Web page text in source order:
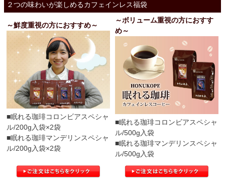
２つの味わいが楽しめるカフェインレス福袋
～鮮度重視の方におすすめ～
■眠れる珈琲コロンビアスペシャ
ル/200g入袋×2袋
■眠れる珈琲マンデリンスペシャ
ル/200g入袋×2袋
～ボリューム重視の方におすす
め～
■眠れる珈琲コロンビアスペシャ
ル/500g入袋
■眠れる珈琲マンデリンスペシャ
ル/500g入袋